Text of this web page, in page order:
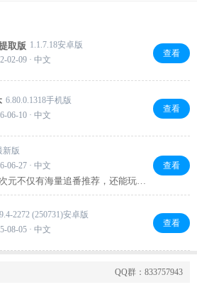
取版 1.1.7.18安卓版
02-09 · 中文
查看
6.80.0.1318手机版
06-10 · 中文
查看
新版
06-27 · 中文
元不仅有海量追番推荐，还能玩看
，更有亲子画板让全家一起创作。
键搞定，日常娱乐学习的好帮手，
查看
2272 (250731)安卓版
08-05 · 中文
查看
QQ群：833757943